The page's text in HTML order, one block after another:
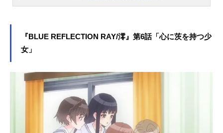
0～）・AT-X：毎週火曜日23:00～
コーエーテクモゲームスのガストブ
剣』を原点に、新たな少女たちの物
先陣を切って、TVアニメ『BLUERE
FLECTIONRAY/澪』が“アニメイズ
ム”枠ほかにて好評放送中です。この
度、第5話のあらすじ、先行カットを
公開されました。女子高生の間で話
題のアプリ『Ｈ♡―ＫＡＧ♡（放課
『BLUE REFLECTION RAY/澪』第6話「心に茨を持つ少
女」